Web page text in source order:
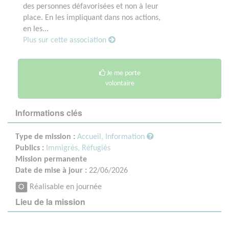
des personnes défavorisées et non à leur
place. En les impliquant dans nos actions,
en les...
Plus sur cette association
Je me porte
volontaire
Informations clés
Type de mission : Accueil, Information
Publics : Immigrés, Réfugiés
Mission permanente
Date de mise à jour : 22/06/2026
Réalisable en journée
Lieu de la mission